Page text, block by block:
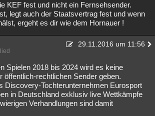
KEF fest und nicht ein Fernsehsender.
legt auch der Staatsvertrag fest und wenn
ergeht es dir wie dem Hornauer !
29.11.2016 um 11:56
Spielen 2018 bis 2024 wird es keine
öffentlich-rechtlichen Sender geben.
Discovery-Tochterunternehmen Eurosport
in Deutschland exklusiv live Wettkämpfe
Verhandlungen sind damit